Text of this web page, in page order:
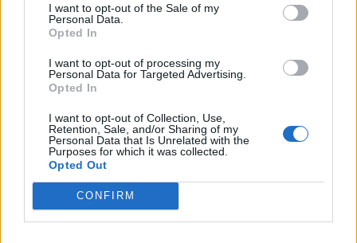
I want to opt-out of the Sale of my
Personal Data.
Opted In
I want to opt-out of processing my
Personal Data for Targeted Advertising.
Opted In
I want to opt-out of Collection, Use,
Retention, Sale, and/or Sharing of my
Personal Data that Is Unrelated with the
Purposes for which it was collected.
Opted Out
CONFIRM
In evidenza